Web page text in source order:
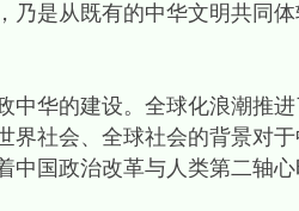
乃是从既有的中华文明共同
中华的建设。全球化浪潮推
界社会、全球社会的背景对
中国政治改革与人类第二轴